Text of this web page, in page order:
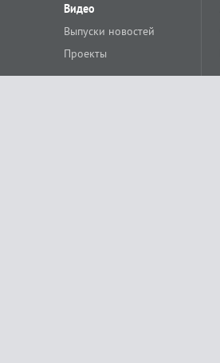
Видео
Выпуски новостей
Проекты